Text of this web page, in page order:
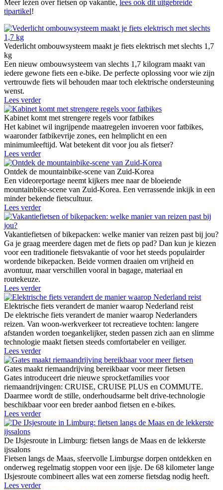
Meer lezen over fietsen op vakantie, lees ook dit uitgebreide
tipartikel!
Vederlicht ombouwsysteem maakt je fiets elektrisch met slechts 1,7
kg
Een nieuw ombouwsysteem van slechts 1,7 kilogram maakt van
iedere gewone fiets een e-bike. De perfecte oplossing voor wie zijn
vertrouwde fiets wil behouden maar toch elektrische ondersteuning
wenst.
Lees verder
Kabinet komt met strengere regels voor fatbikes
Het kabinet wil ingrijpende maatregelen invoeren voor fatbikes,
waaronder fatbikevrije zones, een helmplicht en een
minimumleeftijd. Wat betekent dit voor jou als fietser?
Lees verder
Ontdek de mountainbike-scene van Zuid-Korea
Een videoreportage neemt kijkers mee naar de bloeiende
mountainbike-scene van Zuid-Korea. Een verrassende inkijk in een
minder bekende fietscultuur.
Lees verder
Vakantiefietsen of bikepacken: welke manier van reizen past bij jou?
Ga je graag meerdere dagen met de fiets op pad? Dan kun je kiezen
voor een traditionele fietsvakantie of voor het steeds populairder
wordende bikepacken. Beide vormen draaien om vrijheid en
avontuur, maar verschillen vooral in bagage, materiaal en
routekeuze.
Lees verder
Elektrische fiets verandert de manier waarop Nederland reist
De elektrische fiets verandert de manier waarop Nederlanders
reizen. Van woon-werkverkeer tot recreatieve tochten: langere
afstanden worden toegankelijker, steden passen zich aan en slimme
technologie maakt fietsen steeds comfortabeler en veiliger.
Lees verder
Gates maakt riemaandrijving bereikbaar voor meer fietsen
Gates introduceert drie nieuwe sprocketfamilies voor
riemaandrijvingen: CRUISE, CRUISE PLUS en COMMUTE.
Daarmee wordt de stille, onderhoudsarme belt drive-technologie
beschikbaar voor een breder aanbod fietsen en e-bikes.
Lees verder
De IJsjesroute in Limburg: fietsen langs de Maas en de lekkerste
ijssalons
Fietsen langs de Maas, sfeervolle Limburgse dorpen ontdekken en
onderweg regelmatig stoppen voor een ijsje. De 68 kilometer lange
IJsjesroute combineert alles wat een zomerse fietsdag nodig heeft.
Lees verder